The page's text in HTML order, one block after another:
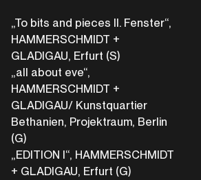
„To bits and pieces II. Fenster“,
HAMMERSCHMIDT +
GLADIGAU, Erfurt (S)
„all about eve“,
HAMMERSCHMIDT +
GLADIGAU/ Kunstquartier
Bethanien, Projektraum, Berlin
(G)
„EDITION I“, HAMMERSCHMIDT
+ GLADIGAU, Erfurt (G)